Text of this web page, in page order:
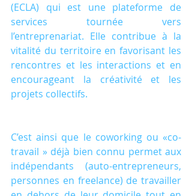
(ECLA) qui est une plateforme de
services tournée vers
l’entreprenariat. Elle contribue à la
vitalité du territoire en favorisant les
rencontres et les interactions et en
encourageant la créativité et les
projets collectifs.
C’est ainsi que le coworking ou «co-
travail » déjà bien connu permet aux
indépendants (auto-entrepreneurs,
personnes en freelance) de travailler